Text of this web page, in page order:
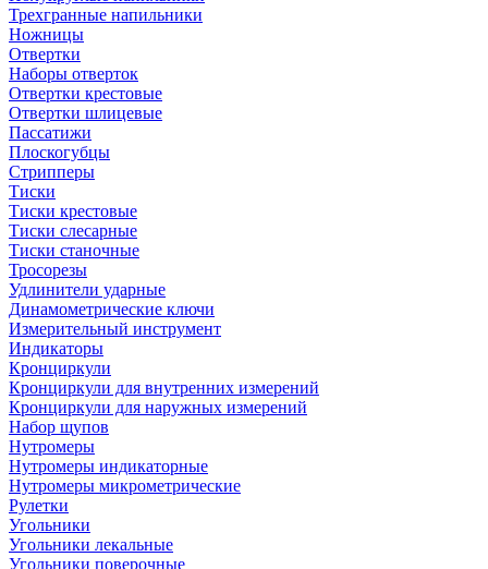
Трехгранные напильники
Ножницы
Отвертки
Наборы отверток
Отвертки крестовые
Отвертки шлицевые
Пассатижи
Плоскогубцы
Стрипперы
Тиски
Тиски крестовые
Тиски слесарные
Тиски станочные
Тросорезы
Удлинители ударные
Динамометрические ключи
Измерительный инструмент
Индикаторы
Кронциркули
Кронциркули для внутренних измерений
Кронциркули для наружных измерений
Набор щупов
Нутромеры
Нутромеры индикаторные
Нутромеры микрометрические
Рулетки
Угольники
Угольники лекальные
Угольники поверочные